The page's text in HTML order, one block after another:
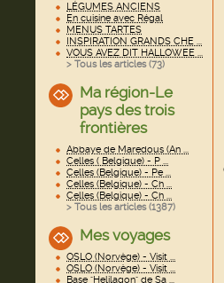
LÉGUMES ANCIENS
En cuisine avec Régal
MENUS TARTES
INSPIRATION GRANDS CHE ...
VOUS AVEZ DIT HALLOWEE ...
> Tous les articles (73)
Ma région-Le
pays des trois
frontières
Abbaye de Maredous (An ...
Celles ( Belgique) - P ...
Celles (Belgique) - Pe ...
Celles (Belgique) - Ch ...
Celles (Belgique) - Ch ...
> Tous les articles (1387)
Mes voyages
OSLO (Norvège) - Visit ...
OSLO (Norvège) - Visit ...
Base "Helilagon" de Sa ...